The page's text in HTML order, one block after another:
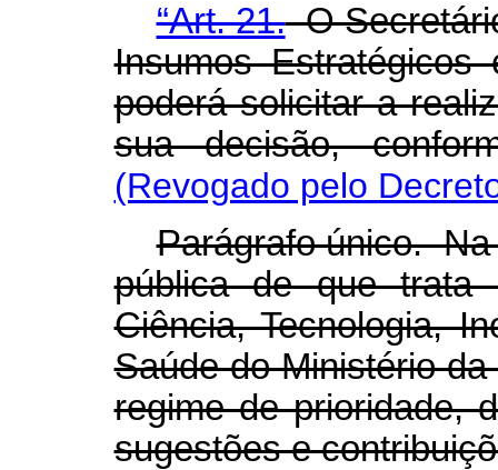
“Art. 21.O
Insumos
poderá solicitar a
sua decisão,
(Revogado pelo
Parágrafo único.
pública de que
Ciência, Tecnologia,
Saúde do Ministério
regime de prioridade,
sugestões e